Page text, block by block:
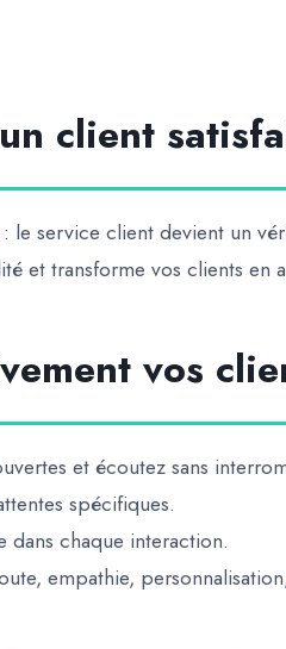
client
le service clientdevient un
et transforme vos clients en
vos
et écoutez sans
spécifiques.
dans chaque interaction.
empathie,